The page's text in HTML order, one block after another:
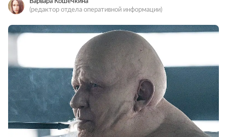
(редактор отдела оперативной информации)